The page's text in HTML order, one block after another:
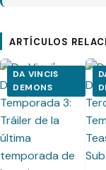
ARTÍCULOS
DA VINCIS
DEMONS